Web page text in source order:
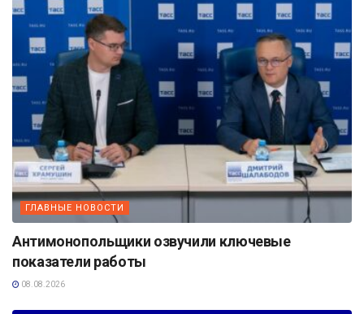
ГЛАВНЫЕ НОВОСТИ
Антимонопольщики озвучили ключевые
показатели работы
08.08.2026